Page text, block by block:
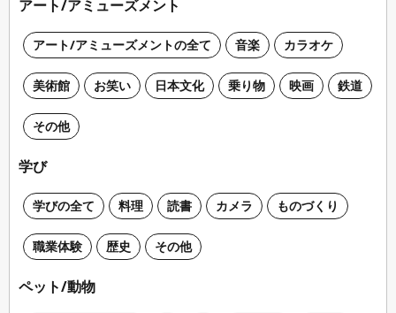
アート/アミューズメント
アート/アミューズメントの全て 音楽 カラオケ
美術館 お笑い 日本文化 乗り物 映画 鉄道
その他
学び
学びの全て 料理 読書 カメラ ものづくり
職業体験 歴史 その他
ペット/動物